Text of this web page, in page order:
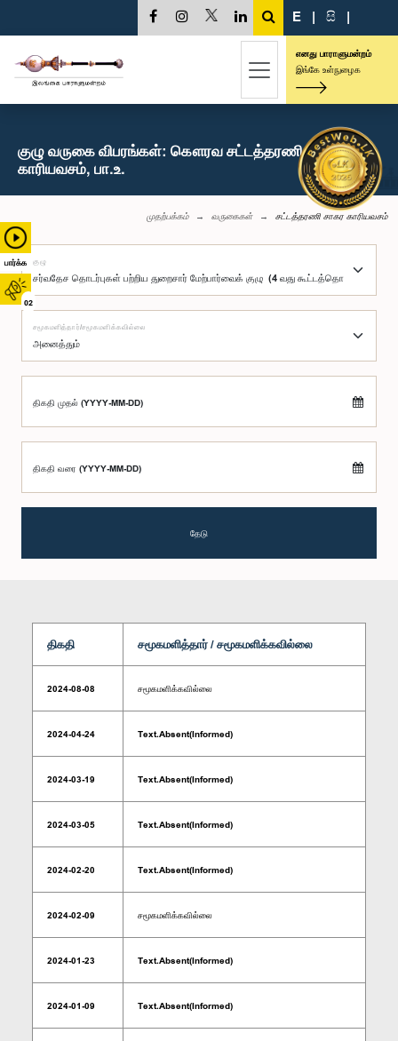
பார்க்க
02
E | සි |
எனது பாராளுமன்றம்
இங்கே உள்நுழைக
குழு வருகை விபரங்கள்: கௌரவ சட்டத்தரணி சாகர
காரியவசம், பா.உ.
முதற்பக்கம் வருகைகள் சட்டத்தரணி சாகர காரியவசம்
குழு
சமூகமளித்தார்/சமூகமளிக்கவில்லை
திகதி முதல் (YYYY-MM-DD)
திகதி வரை (YYYY-MM-DD)
தேடு
திகதி சமூகமளித்தார் / சமூகமளிக்கவில்லை
2024-08-08 சமூகமளிக்கவில்லை
2024-04-24 Text.Absent(Informed)
2024-03-19 Text.Absent(Informed)
2024-03-05 Text.Absent(Informed)
2024-02-20 Text.Absent(Informed)
2024-02-09 சமூகமளிக்கவில்லை
2024-01-23 Text.Absent(Informed)
2024-01-09 Text.Absent(Informed)